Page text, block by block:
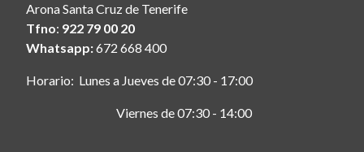
Arona Santa Cruz de Tenerife
Tfno: 922 79 00 20
Whatsapp:672 668 400
Horario: Lunes a Jueves de 07:30 - 17:00
Viernes de 07:30 - 14:00